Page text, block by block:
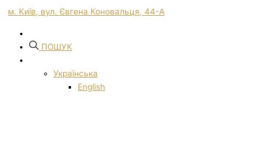
м. Київ, вул. Євгена Коновальця, 44-А
ПОШУК
Українська
English